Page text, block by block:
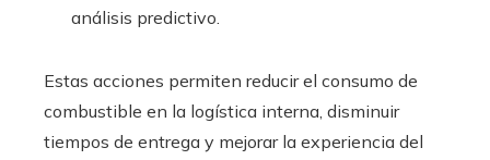
análisis predictivo.
Estas acciones permiten reducir el consumo de
combustible en la logística interna, disminuir
tiempos de entrega y mejorar la experiencia del